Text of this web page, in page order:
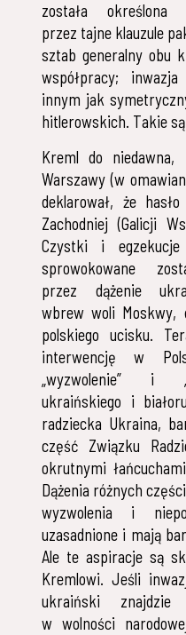
została
przez tajne klauzule
sztab generalny obu
współpracy;
innym jak
hitlerowskich. Takie
Kreml do niedawna,
Warszawy (w
deklarował, że
Zachodniej (Galicji
Czystki i
sprowokowane
przez dążenie
wbrew woli Moskwy,
polskiego ucisku.
interwencję w
„wyzwolenie” i
ukraińskiego i
radziecka Ukraina,
część Związku
okrutnymi
Dążenia różnych
wyzwolenia i
uzasadnione i mają
Ale te aspiracje są
Kremlowi. Jeśli
ukraiński znajdzie
w wolności